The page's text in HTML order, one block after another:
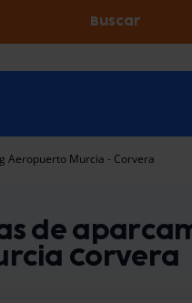
Buscar
Aeropuerto Murcia - Corvera
de
Corvera